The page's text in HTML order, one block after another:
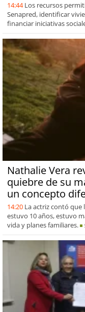
14:44 Los recursos
Senapred, identificar
financiar iniciativas
Nathalie Vera
quiebre de su
un concepto
14:20 La actriz contó que
estuvo 10 años, estuvo
vida y planes familiares.